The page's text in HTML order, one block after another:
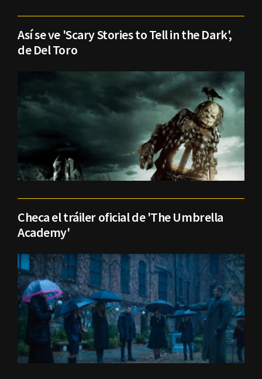
Así se ve 'Scary Stories to Tell in the Dark',
de Del Toro
Checa el tráiler oficial de 'The Umbrella
Academy'